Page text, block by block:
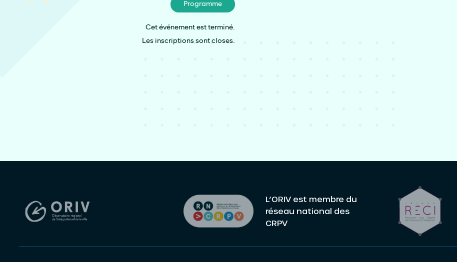
Programme
Cet événement est terminé.
Les inscriptions sont closes.
L’ORIV est membre du
réseau national des
CRPV